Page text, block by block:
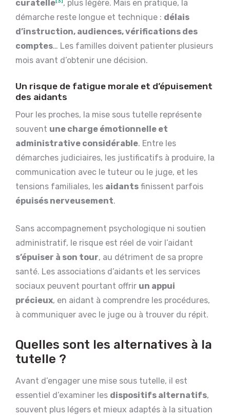
curatelle
, plus légère. Mais en pratique, la
démarche reste longue et technique : délais
d’instruction, audiences, vérifications des
comptes… Les familles doivent patienter plusieurs
mois avant d’obtenir une décision.
Un risque de fatigue morale et d’épuisement
des aidants
Pour les proches, la mise sous tutelle représente
souvent une charge émotionnelle et
administrative considérable. Entre les
démarches judiciaires, les justificatifs à produire, la
communication avec le tuteur ou le juge, et les
tensions familiales, les aidants finissent parfois
épuisés nerveusement.
Sans accompagnement psychologique ni soutien
administratif, le risque est réel de voir l’aidant
s’épuiser à son tour, au détriment de sa propre
santé. Les associations d’aidants et les services
sociaux peuvent pourtant offrir un appui
précieux, en aidant à comprendre les procédures,
à communiquer avec le juge ou à trouver du répit.
Quelles sont les alternatives à la
tutelle ?
Avant d’engager une mise sous tutelle, il est
essentiel d’examiner les dispositifs alternatifs,
souvent plus légers et mieux adaptés à la situation